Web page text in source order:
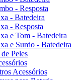
- Resposta
- Batedeira
- Resposta
e Tom - Batedeira
e Surdo - Batedeira
Peles
Acessórios